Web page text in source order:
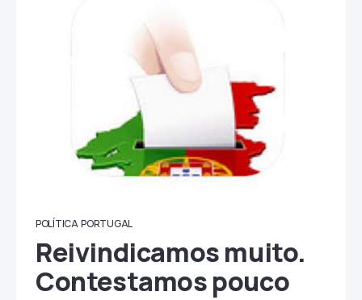
POLÍTICA PORTUGAL
Reivindicamos muito.
Contestamos pouco